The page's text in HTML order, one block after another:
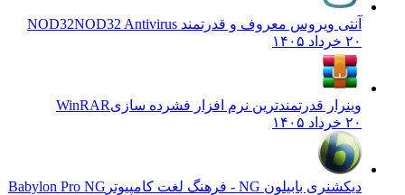
آنتی ویروس معروف و قدرتمند NOD32NOD32 Antivirus
۲۰ خرداد ۱۴۰۵
وینرار قدرتمندترین نرم افزار فشرده سازیWinRAR
۲۰ خرداد ۱۴۰۵
دیکشنری بابیلون NG - فرهنگ لغت کامپیوتر
Babylon Pro NG